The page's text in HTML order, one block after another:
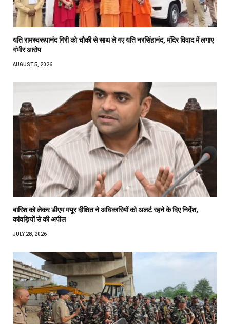
यति रामस्वरूपानंद गिरी को चौकी से साथ ले गए यति नरसिंहानंद, मंदिर विवाद में लगाए
गंभीर आरोप
AUGUST 5, 2026
बारिश को लेकर डीएम मयूर दीक्षित ने अधिकारियों को अलर्ट रहने के दिए निर्देश,
कांवड़ियों से की अपील
JULY 28, 2026